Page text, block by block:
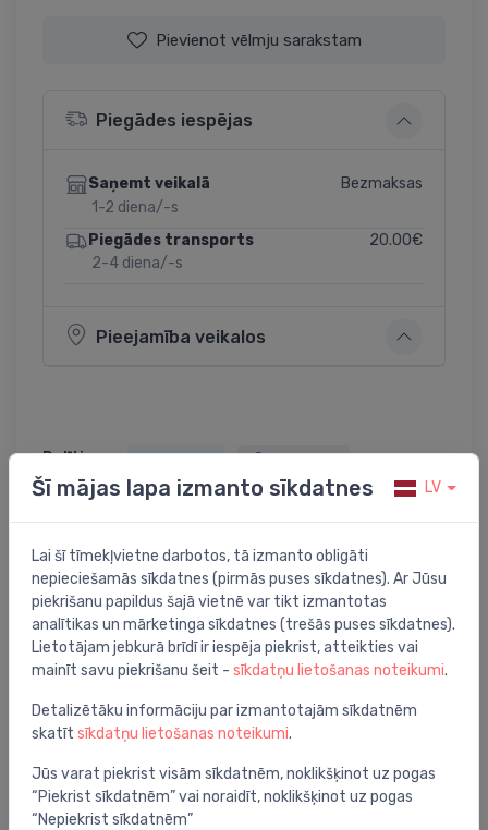
Pievienot vēlmju sarakstam
Piegādes iespējas
Saņemt veikalā
1-2 diena/-s
Bezmaksas
Piegādes transports
2-4 diena/-s
20.00€
Pieejamība veikalos
Dalīties:
Preces apraksts
elektriskais ūdens sildītājs FE1 100, vertikāls
Šī mājas lapa izmanto sīkdatnes LV
Lai šī tīmekļvietne darbotos, tā izmanto obligāti
nepieciešamās sīkdatnes (pirmās puses sīkdatnes). Ar Jūsu
piekrišanu papildus šajā vietnē var tikt izmantotas
analītikas un mārketinga sīkdatnes (trešās puses sīkdatnes).
Lietotājam jebkurā brīdī ir iespēja piekrist, atteikties vai
mainīt savu piekrišanu šeit - sīkdatņu lietošanas noteikumi.
Detalizētāku informāciju par izmantotajām sīkdatnēm
skatīt sīkdatņu lietošanas noteikumi.
Jūs varat piekrist visām sīkdatnēm, noklikšķinot uz pogas
“Piekrist sīkdatnēm” vai noraidīt, noklikšķinot uz pogas
“Nepiekrist sīkdatnēm”